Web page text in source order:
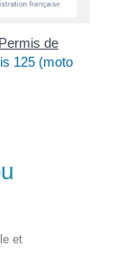
Permis de
125 (moto
et